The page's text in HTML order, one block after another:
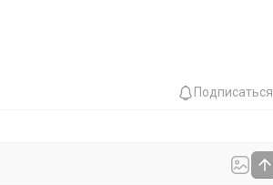
Подписаться